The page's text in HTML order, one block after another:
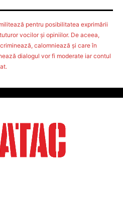
pentru posibilitatea exprimării
vocilor şi opiniilor. De aceea,
calomniează şi care în
dialogul vor fi moderate iar contul